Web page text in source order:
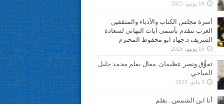
18 يونيو، 2025
أسرة مجلس الكتاب والأدباء والمثقفين
العرب تتقدم بأسمى آيات التهاني لسعادة
الشريف د.جهاد ابو محفوظ المحترم
15 يونيو، 2025
تفوُّق ونصر عظيمان..مقال بقلم محمد خليل
المياحي
3 مايو، 2025
أنا ابن الشمس.. بقلم